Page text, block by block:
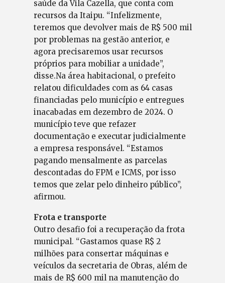
saúde da Vila Cazella, que conta com
recursos da Itaipu. “Infelizmente,
teremos que devolver mais de R$ 500 mil
por problemas na gestão anterior, e
agora precisaremos usar recursos
próprios para mobiliar a unidade”,
disse.Na área habitacional, o prefeito
relatou dificuldades com as 64 casas
financiadas pelo município e entregues
inacabadas em dezembro de 2024. O
município teve que refazer
documentação e executar judicialmente
a empresa responsável. “Estamos
pagando mensalmente as parcelas
descontadas do FPM e ICMS, por isso
temos que zelar pelo dinheiro público”,
afirmou.
Frota e transporte
Outro desafio foi a recuperação da frota
municipal. “Gastamos quase R$ 2
milhões para consertar máquinas e
veículos da secretaria de Obras, além de
mais de R$ 600 mil na manutenção do